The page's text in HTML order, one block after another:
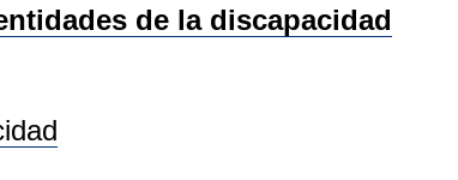
de la discapacidad